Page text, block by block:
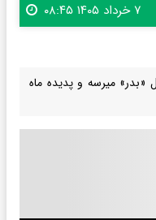
۷ خرداد ۱۴۰۵ ۰۸:۴۵
«بدر» میرسه و پدیده ماه